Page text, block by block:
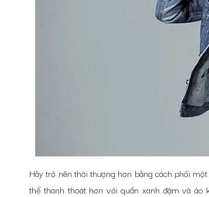
Hãy trở nên thời thượng hơn bằng cách phối
thể thanh thoát hơn với quần xanh đậm và áo